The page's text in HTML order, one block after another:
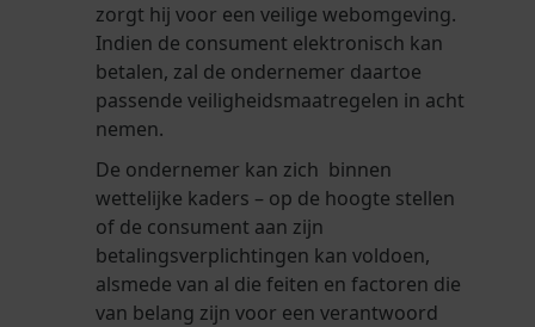
zorgt hij voor een veilige webomgeving.
Indien de consument elektronisch kan
betalen, zal de ondernemer daartoe
passende veiligheidsmaatregelen in acht
nemen.
De ondernemer kan zich binnen
wettelijke kaders – op de hoogte stellen
of de consument aan zijn
betalingsverplichtingen kan voldoen,
alsmede van al die feiten en factoren die
van belang zijn voor een verantwoord